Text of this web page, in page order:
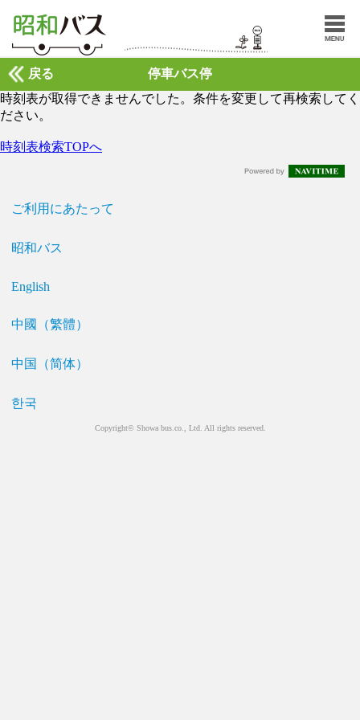
停車バス停
戻る
時刻表が取得できませんでした。条件を変更して再検索してく
ださい。
時刻表検索TOPへ
ご利用にあたって
昭和バス
English
中國（繁體）
中国（简体）
한국
Copyright© Showa bus.co., Ltd. All rights reserved.